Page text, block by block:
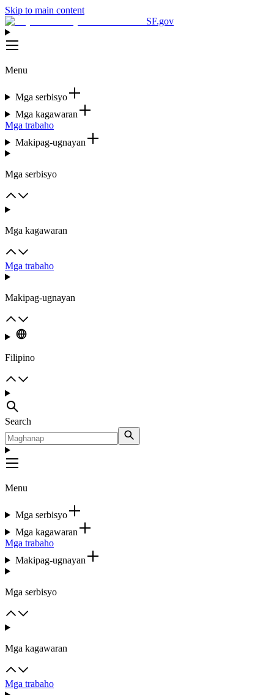
Skip to main content
SF.gov
Menu
Mga serbisyo
Mga kagawaran
Mga trabaho
Makipag-ugnayan
Mga serbisyo
Mga kagawaran
Mga trabaho
Makipag-ugnayan
Filipino
Search
Menu
Mga serbisyo
Mga kagawaran
Mga trabaho
Makipag-ugnayan
Mga serbisyo
Mga kagawaran
Mga trabaho